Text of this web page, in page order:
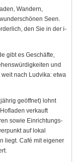
Wandern,
Seen.
den Sie in der i-
gibt es Geschäfte,
und
nach Ludvika: etwa
geöffnet) lohnt
verkauft
sowie Einrichtungs-
auf lokal
liegt. Café mit eigener